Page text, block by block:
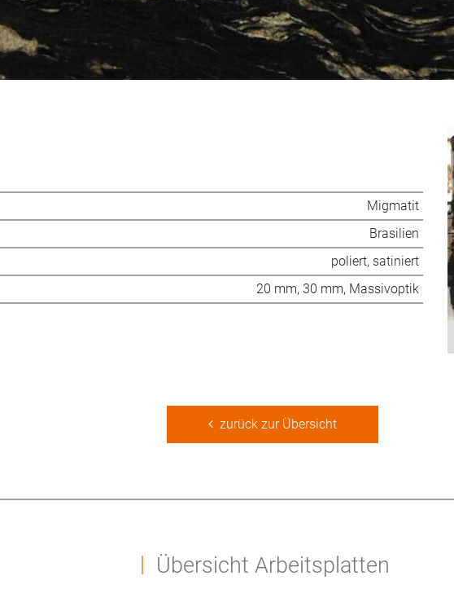
Migmatit
Brasilien
poliert, satiniert
20 mm, 30 mm, Massivoptik
zurück zur Übersicht
Übersicht Arbeitsplatten